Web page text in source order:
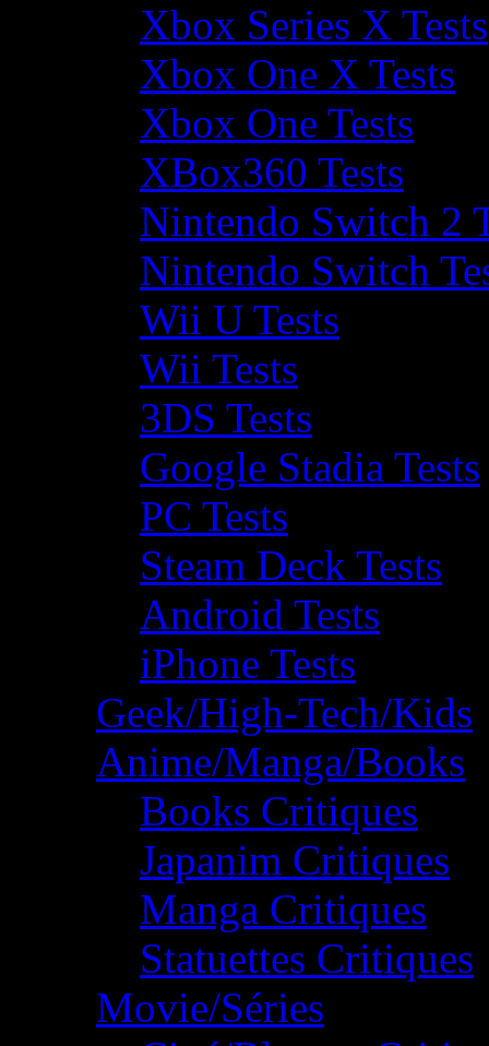
Xbox Series X Tests
Xbox One X Tests
Xbox One Tests
XBox360 Tests
Nintendo Switch 2
Nintendo Switch
Wii U Tests
Wii Tests
3DS Tests
Google Stadia Tests
PC Tests
Steam Deck Tests
Android Tests
iPhone Tests
Geek/High-Tech/Kids
Anime/Manga/Books
Books Critiques
Japanim Critiques
Manga Critiques
Statuettes Critiques
Movie/Séries